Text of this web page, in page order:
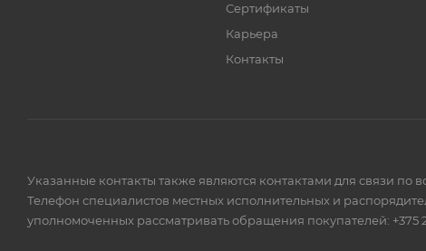
Сертификаты
Карьера
Контакты
Указанные контакты также являются контактами для связи
Телефон специалистов местных исполнительных и
уполномоченных рассматривать обращения покупателей: +375